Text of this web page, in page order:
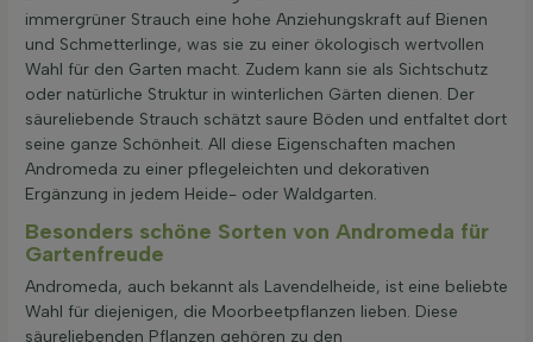
immergrüner Strauch eine hohe Anziehungskraft auf Bienen
und Schmetterlinge, was sie zu einer ökologisch wertvollen
Wahl für den Garten macht. Zudem kann sie als Sichtschutz
oder natürliche Struktur in winterlichen Gärten dienen. Der
säureliebende Strauch schätzt saure Böden und entfaltet dort
seine ganze Schönheit. All diese Eigenschaften machen
Andromeda zu einer pflegeleichten und dekorativen
Ergänzung in jedem Heide- oder Waldgarten.
Besonders schöne Sorten von Andromeda für
Gartenfreude
Andromeda, auch bekannt als Lavendelheide, ist eine beliebte
Wahl für diejenigen, die Moorbeetpflanzen lieben. Diese
säureliebenden Pflanzen gehören zu den